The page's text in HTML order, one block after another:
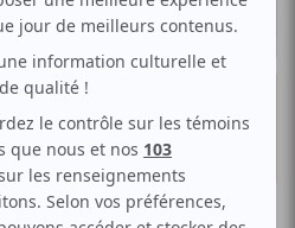
m’efface » |
Culture et société